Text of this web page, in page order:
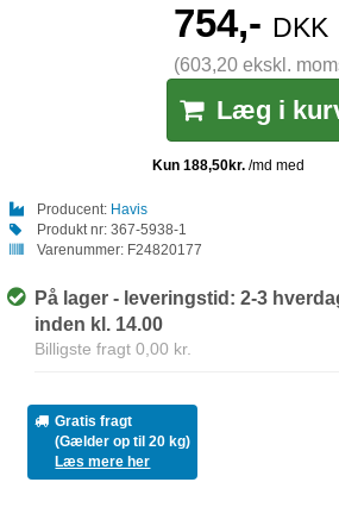
754,- DKK
(603,20 ekskl.
Læg i
Producent: Havis
Produkt nr: 367-5938-1
Varenummer: F24820177
På lager - leveringstid: 2-3
inden kl. 14.00
Billigste fragt 0,00 kr.
Gratis fragt
(Gælder op til 20 kg)
Læs mere her